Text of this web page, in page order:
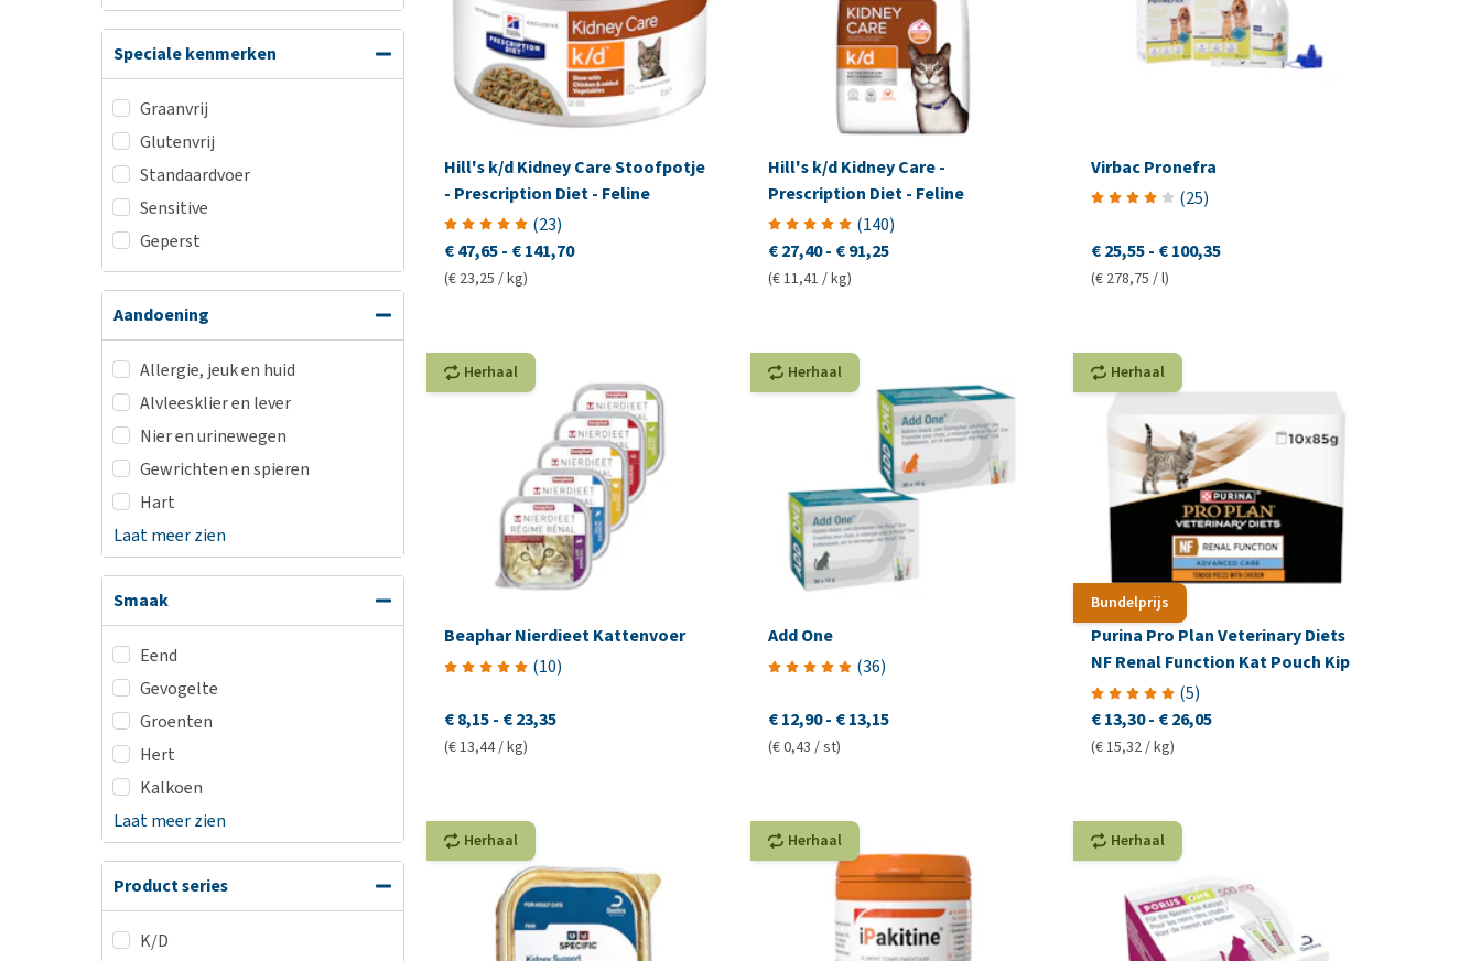
Speciale kenmerken
Graanvrij
Glutenvrij
Standaardvoer
Sensitive
Geperst
Aandoening
Allergie, jeuk en huid
Alvleesklier en lever
Nier en urinewegen
Gewrichten en spieren
Hart
Laat meer zien
Smaak
Eend
Gevogelte
Groenten
Hert
Kalkoen
Laat meer zien
Product series
K/D
Hill's k/d Kidney Care Stoofpotje
- Prescription Diet - Feline
(23)
€ 47,65- € 141,70
(€ 23,25 / kg)
Hill's k/d Kidney Care -
Prescription Diet - Feline
(140)
€ 27,40 - € 91,25
(€ 11,41 / kg)
Virbac Pronefra
(25)
€ 25,55- € 100,35
(€ 278,75 / l)
Herhaal
Beaphar Nierdieet Kattenvoer
(10)
€ 8,15- € 23,35
(€ 13,44 / kg)
Herhaal
Add One
(36)
€ 12,90 - € 13,15
(€ 0,43 / st)
Bundelprijs
Herhaal
Purina Pro Plan Veterinary Diets
NF Renal Function Kat Pouch Kip
(5)
€ 13,30- € 26,05
(€ 15,32 / kg)
Herhaal Herhaal Herhaal